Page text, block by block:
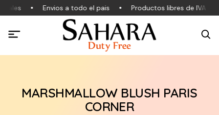
Envios a todo el pais Productos libres de IVA
MARSHMALLOW BLUSH PARIS
CORNER